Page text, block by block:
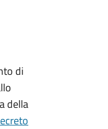
di
della